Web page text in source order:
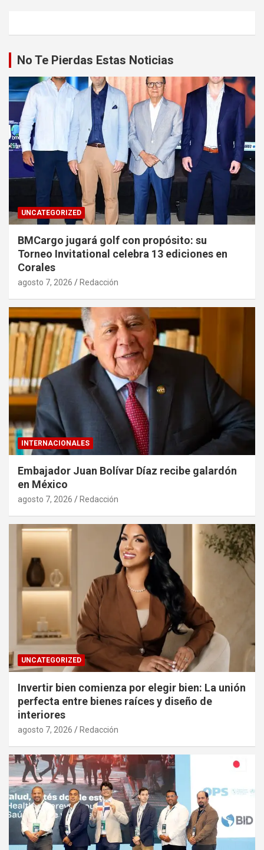
No Te Pierdas Estas Noticias
UNCATEGORIZED
BMCargo jugará golf con propósito: su
Torneo Invitational celebra 13 ediciones en
Corales
agosto 7, 2026 Redacción
INTERNACIONALES
Embajador Juan Bolívar Díaz recibe galardón
en México
agosto 7, 2026 Redacción
UNCATEGORIZED
Invertir bien comienza por elegir bien: La unión
perfecta entre bienes raíces y diseño de
interiores
agosto 7, 2026 Redacción